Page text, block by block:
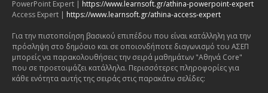
PowerPoint Expert | https://www.learnsoft.gr/athina-powerpoint-expert
Access Expert | https://www.learnsoft.gr/athina-access-expert
Για την πιστοποίηση βασικού επιπέδου που είναι κατάλληλη για την
πρόσληψη στο δημόσιο και σε οποιονδήποτε διαγωνισμό του ΑΣΕΠ
μπορείς να παρακολουθήσεις την σειρά μαθημάτων "Αθηνά Core"
που σε προετοιμάζει κατάλληλα. Περισσότερες πληροφορίες για
κάθε ενότητα αυτής της σειράς στις παρακάτω σελίδες: